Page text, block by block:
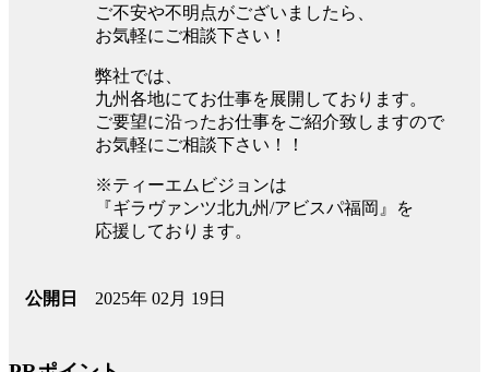
ご不安や不明点がございましたら、
お気軽にご相談下さい！
弊社では、
九州各地にてお仕事を展開しております。
ご要望に沿ったお仕事をご紹介致しますので
お気軽にご相談下さい！！
※ティーエムビジョンは
『ギラヴァンツ北九州/アビスパ福岡』を
応援しております。
公開日 2025年 02月 19日